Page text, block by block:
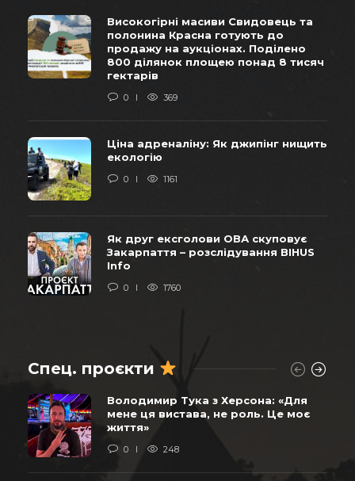
Високогірні масиви Свидовець та
полонина Красна готують до
продажу на аукціонах. Поділено
800 ділянок площею понад 8 тисяч
гектарів
0 369
Ціна адреналіну: Як джипінг нищить
екологію
0 1161
Як друг ексголови ОВА скуповує
Закарпаття – розслідування BIHUS
Info
0 1760
Спец. проєкти
Володимир Тука з Херсона: «Для
мене ця вистава, не роль. Це моє
життя»
0 248